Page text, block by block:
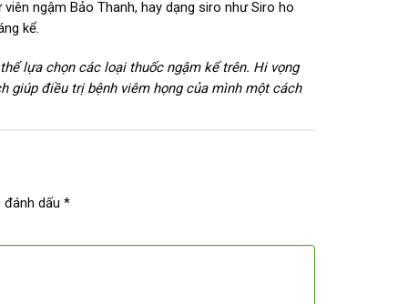
ngậm Bảo Thanh, hay dạng siro như Siro ho
kể.
lựa chọn các loại thuốc ngậm kể trên. Hi vọng
giúp điều trị bệnh viêm họng của mình một cách
dấu *